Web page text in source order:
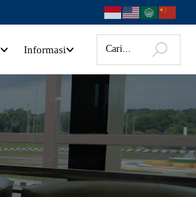
Informasi